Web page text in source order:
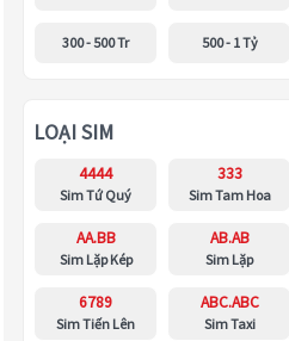
300 - 500 Tr 500 - 1 Tỷ
LOẠI SIM
4444
Sim Tứ Quý
333
Sim Tam Hoa
AA.BB
Sim Lặp Kép
AB.AB
Sim Lặp
6789
Sim Tiến Lên
ABC.ABC
Sim Taxi